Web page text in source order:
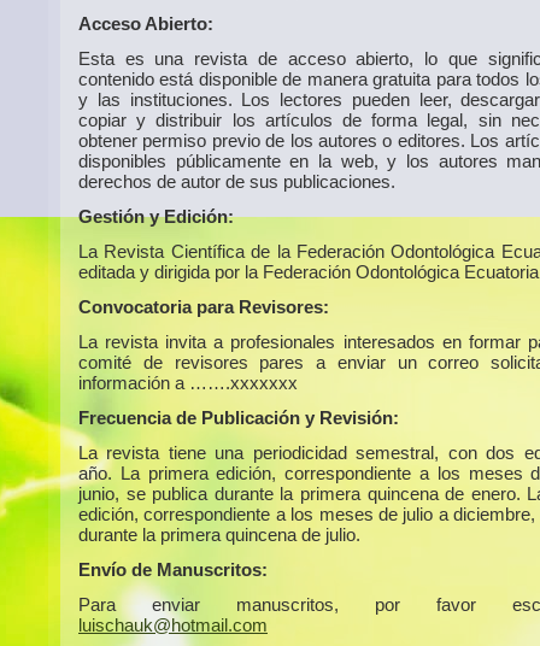
Acceso Abierto:
Esta es una revista de acceso abierto, lo que
contenido está disponible de manera gratuita para todos
y las instituciones. Los lectores pueden leer,
copiar y distribuir los artículos de forma legal, sin
obtener permiso previo de los autores o editores. Los
disponibles públicamente en la web, y los autores
derechos de autor de sus publicaciones.
Gestión y Edición:
La Revista Científica de la Federación Odontológica
editada y dirigida por la Federación Odontológica
Convocatoria para Revisores:
La revista invita a profesionales interesados en formar
comité de revisores pares a enviar un correo
información a …….xxxxxxx
Frecuencia de Publicación y Revisión:
La revista tiene una periodicidad semestral, con dos
año. La primera edición, correspondiente a los meses
junio, se publica durante la primera quincena de enero.
edición, correspondiente a los meses de julio a
durante la primera quincena de julio.
Envío de Manuscritos:
Para enviar manuscritos, por favor
luischauk@hotmail.com